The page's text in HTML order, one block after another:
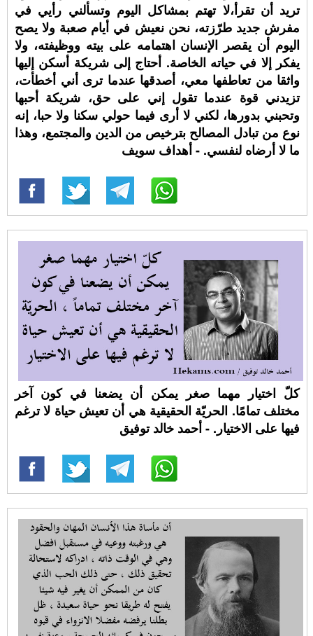
تريد أن تقرأ،لا تهتم بمشاكل اليوم وتسألني رأيي في
مفرش جديد طرّزته، نحن نعيش في أيام صعبة ولا يصح
اليوم أن يقصر الإنسان اهتمامه على بيته ووظيفته، ولا
يفكر إلا في حياته الخاصة. أحتاج إلى شريكة أسكن إليها
واثقا من تعاطفها معي، أصدقها عندما ترى أني أخطأت،
تزيدني قوة عندما تقول إني على حق، شريكة أحبها
وتحبني بدورها، لكني لا أرى فيما حولي سكنا ولا حبا، إنه
نوع من تبادل المصالح بترخيص من الدين والمجتمع، وهذا
ما لا أرضاه لنفسي. - أهداف سويف
كلّ اختيار مهما صغر يمكن أن يضعنا في كون آخر
مختلف تمامًا. الحريّة الحقيقية هي أن تعيش حياة لا ترغم
فيها على الاختيار. - أحمد خالد توفيق